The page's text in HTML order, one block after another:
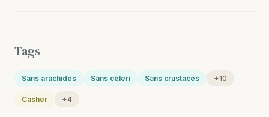
Tags
Sans arachides Sans céleri Sans crustacés +10
Casher +4